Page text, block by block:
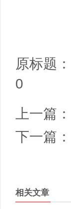
原标题：
0
上一篇：
下一篇：
相关文章